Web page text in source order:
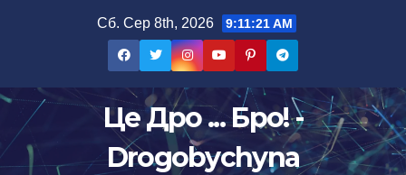
Сб. Сер 8th, 2026 9:11:22 AM
Це Дро ... Бро! -
Drogobychyna